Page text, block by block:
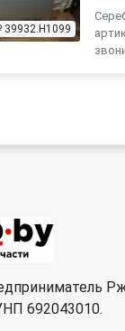
692043010.